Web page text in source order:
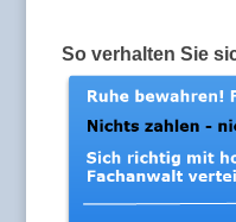
So verhalten Sie